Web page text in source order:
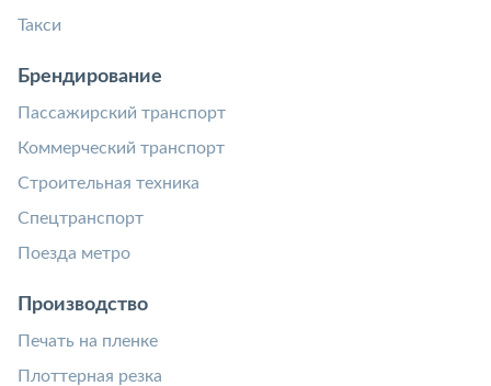
Такси
Брендирование
Пассажирский транспорт
Коммерческий транспорт
Строительная техника
Спецтранспорт
Поезда метро
Производство
Печать на пленке
Плоттерная резка